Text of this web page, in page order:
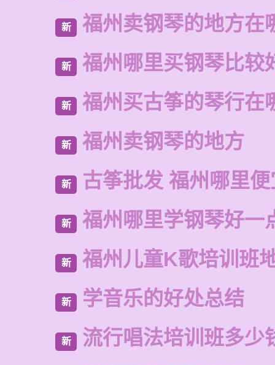
新 福州卖钢琴的地方在
新 福州哪里买钢琴比较
新 福州买古筝的琴行在
新 福州卖钢琴的地方
新 古筝批发 福州哪里
新 福州哪里学钢琴好一
新 福州儿童K歌培训班
新 学音乐的好处总结
新 流行唱法培训班多少